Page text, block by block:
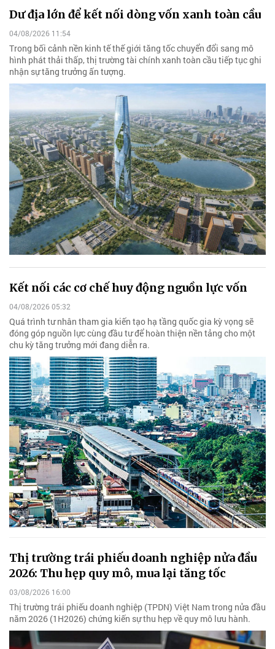
Dư địa lớn để kết nối dòng vốn xanh toàn cầu
04/08/2026 11:54
Trong bối cảnh nền kinh tế thế giới tăng tốc chuyển đổi sang mô
hình phát thải thấp, thị trường tài chính xanh toàn cầu tiếp tục ghi
nhận sự tăng trưởng ấn tượng.
Kết nối các cơ chế huy động nguồn lực vốn
04/08/2026 05:32
Quá trình tư nhân tham gia kiến tạo hạ tầng quốc gia kỳ vọng sẽ
đóng góp nguồn lực cùng đầu tư để hoàn thiện nền tảng cho một
chu kỳ tăng trưởng mới đang diễn ra.
Thị trường trái phiếu doanh nghiệp nửa đầu
2026: Thu hẹp quy mô, mua lại tăng tốc
03/08/2026 16:00
Thị trường trái phiếu doanh nghiệp (TPDN) Việt Nam trong nửa đầu
năm 2026 (1H2026) chứng kiến sự thu hẹp về quy mô lưu hành.